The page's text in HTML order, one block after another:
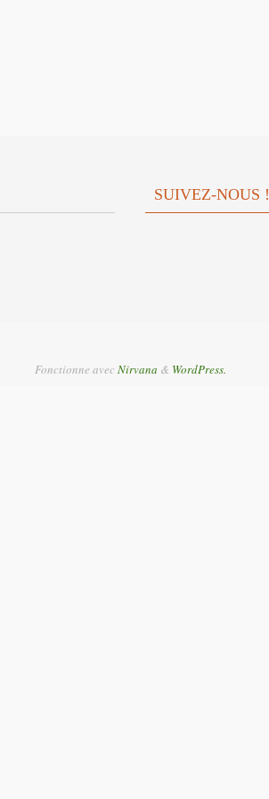
SUIVEZ-NOUS !
Fonctionne avec Nirvana & WordPress.